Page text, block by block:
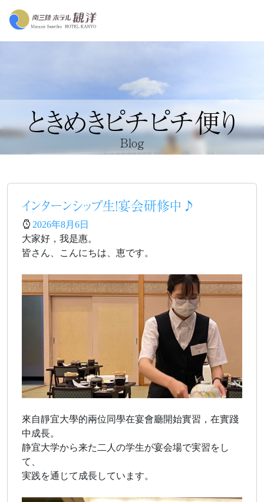
ときめきピチピチ便り
Blog
インターンシップ生！宴会研修中♪
2026年8月6日
大家好，我是惠。
皆さん、こんにちは、恵です。
來自靜宜大學的兩位同學在宴會廳開始實習，在實踐
中成長。
静宜大学から来た二人の学生が宴会場で実習をし
て、
実践を通じて成長しています。